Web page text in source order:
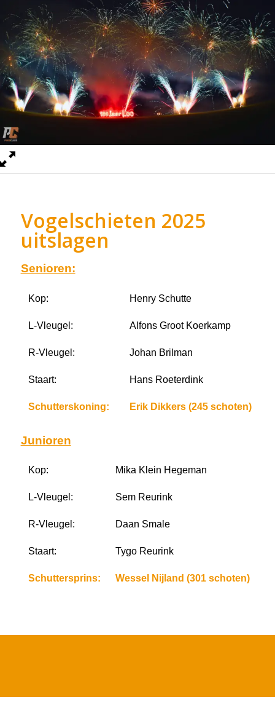
Vogelschieten 2025
uitslagen
Senioren:
Kop: Henry Schutte
L-Vleugel: Alfons Groot Koerkamp
R-Vleugel: Johan Brilman
Staart: Hans Roeterdink
Schutterskoning: Erik Dikkers (245 schoten)
Junioren
Kop: Mika Klein Hegeman
L-Vleugel: Sem Reurink
R-Vleugel: Daan Smale
Staart: Tygo Reurink
Schuttersprins: Wessel Nijland (301 schoten)